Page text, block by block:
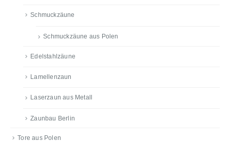
Schmuckzäune
Schmuckzäune aus Polen
Edelstahlzäune
Lamellenzaun
Laserzaun aus Metall
Zaunbau Berlin
Tore aus Polen